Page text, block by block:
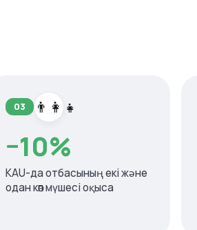
03 👨‍👩‍👧
−10%
KAU-да отбасының екі және
одан көп мүшесі оқыса